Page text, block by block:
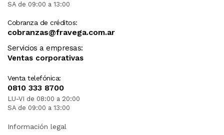
SA de 09:00 a 13:00
Cobranza de créditos:
cobranzas@fravega.com.ar
Servicios a empresas:
Ventas corporativas
Venta telefónica:
0810 333 8700
LU-VI de 08:00 a 20:00
SA de 09:00 a 13:00
Información legal